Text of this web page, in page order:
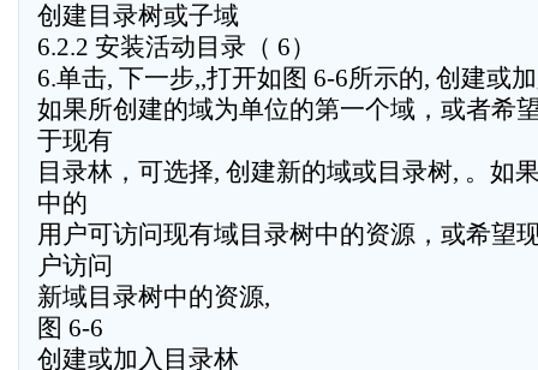
创建目录树或子域
6.2.2 安装活动目录（ 6）
6.单击, 下一步,,打开如图 6-6所示的, 创建或
如果所创建的域为单位的第一个域，或者希
于现有
目录林，可选择, 创建新的域或目录树, 。如
中的
用户可访问现有域目录树中的资源，或希望
户访问
新域目录树中的资源,
图 6-6
创建或加入目录林